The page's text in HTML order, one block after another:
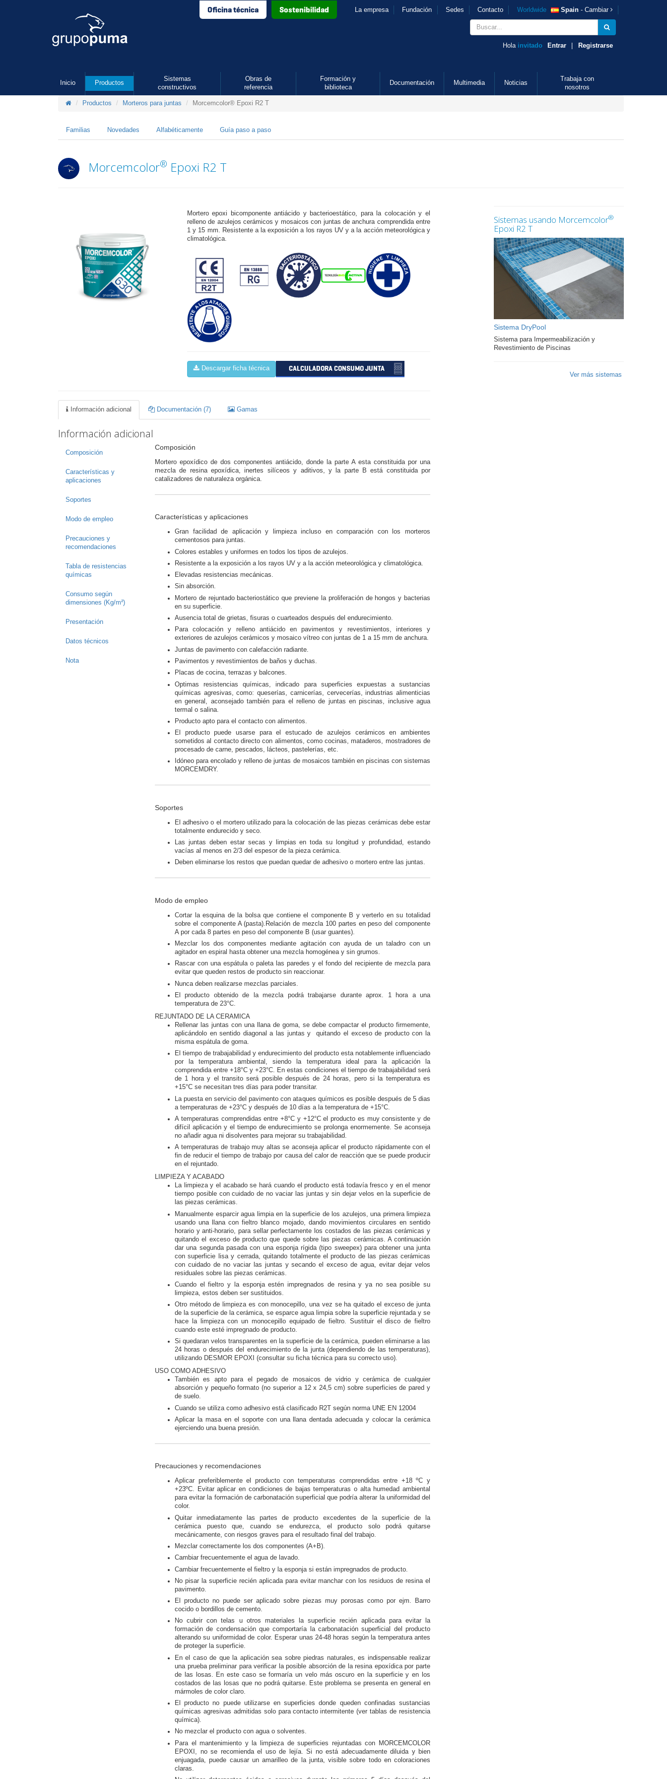
Oficina técnica Sostenibilidad La empresa Fundación Sedes Contacto Worldwide Spain- Cambiar
Hola invitado Entrar Registrarse
Inicio Productos
Sistemas
constructivos
Obras de
referencia
Formación y
biblioteca
Documentación Multimedia Noticias
Trabaja con
nosotros
Productos Morteros para juntas Morcemcolor® Epoxi R2 T
Familias Novedades Alfabéticamente Guía paso a paso
Morcemcolor® Epoxi R2 T
Mortero epoxi bicomponente antiácido y bacterioestático, para la colocación y el
relleno de azulejos cerámicos y mosaicos con juntas de anchura comprendida entre
1 y 15 mm. Resistente a la exposición a los rayos UV y a la acción meteorológica y
climatológica.
Descargar ficha técnica CALCULADORA CONSUMO JUNTA
Información adicional Documentación (7) Gamas
Información adicional
Composición
Características y
aplicaciones
Soportes
Modo de empleo
Precauciones y
recomendaciones
Tabla de resistencias
químicas
Consumo según
dimensiones (Kg/m²)
Presentación
Datos técnicos
Nota
Composición
Mortero epoxídico de dos componentes antiácido, donde la parte A esta constituida por una
mezcla de resina epoxídica, inertes silíceos y aditivos, y la parte B está constituida por
catalizadores de naturaleza orgánica.
Características y aplicaciones
Gran facilidad de aplicación y limpieza incluso en comparación con los morteros
cementosos para juntas.
Colores estables y uniformes en todos los tipos de azulejos.
Resistente a la exposición a los rayos UV y a la acción meteorológica y climatológica.
Elevadas resistencias mecánicas.
Sin absorción.
Mortero de rejuntado bacteriostático que previene la proliferación de hongos y bacterias
en su superficie.
Ausencia total de grietas, fisuras o cuarteados después del endurecimiento.
Para colocación y relleno antiácido en pavimentos y revestimientos, interiores y
exteriores de azulejos cerámicos y mosaico vítreo con juntas de 1 a 15 mm de anchura.
Juntas de pavimento con calefacción radiante.
Pavimentos y revestimientos de baños y duchas.
Placas de cocina, terrazas y balcones.
Optimas resistencias químicas, indicado para superficies expuestas a sustancias
químicas agresivas, como: queserías, carnicerías, cervecerías, industrias alimenticias
en general, aconsejado también para el relleno de juntas en piscinas, inclusive agua
termal o salina.
Producto apto para el contacto con alimentos.
El producto puede usarse para el estucado de azulejos cerámicos en ambientes
sometidos al contacto directo con alimentos, como cocinas, mataderos, mostradores de
procesado de carne, pescados, lácteos, pastelerías, etc.
Idóneo para encolado y relleno de juntas de mosaicos también en piscinas con sistemas
MORCEMDRY.
Soportes
El adhesivo o el mortero utilizado para la colocación de las piezas cerámicas debe estar
totalmente endurecido y seco.
Las juntas deben estar secas y limpias en toda su longitud y profundidad, estando
vacías al menos en 2/3 del espesor de la pieza cerámica.
Deben eliminarse los restos que puedan quedar de adhesivo o mortero entre las juntas.
Modo de empleo
Cortar la esquina de la bolsa que contiene el componente B y verterlo en su totalidad
sobre el componente A (pasta).Relación de mezcla 100 partes en peso del componente
A por cada 8 partes en peso del componente B (usar guantes).
Mezclar los dos componentes mediante agitación con ayuda de un taladro con un
agitador en espiral hasta obtener una mezcla homogénea y sin grumos.
Rascar con una espátula o paleta las paredes y el fondo del recipiente de mezcla para
evitar que queden restos de producto sin reaccionar.
Nunca deben realizarse mezclas parciales.
El producto obtenido de la mezcla podrá trabajarse durante aprox. 1 hora a una
temperatura de 23°C.
REJUNTADO DE LA CERAMICA
Rellenar las juntas con una llana de goma, se debe compactar el producto firmemente,
aplicándolo en sentido diagonal a las juntas y quitando el exceso de producto con la
misma espátula de goma.
El tiempo de trabajabilidad y endurecimiento del producto esta notablemente influenciado
por la temperatura ambiental, siendo la temperatura ideal para la aplicación la
comprendida entre +18°C y +23°C. En estas condiciones el tiempo de trabajabilidad será
de 1 hora y el transito será posible después de 24 horas, pero si la temperatura es
+15°C se necesitan tres días para poder transitar.
La puesta en servicio del pavimento con ataques químicos es posible después de 5 dias
a temperaturas de +23°C y después de 10 días a la temperatura de +15°C.
A temperaturas comprendidas entre +8°C y +12°C el producto es muy consistente y de
difícil aplicación y el tiempo de endurecimiento se prolonga enormemente. Se aconseja
no añadir agua ni disolventes para mejorar su trabajabilidad.
A temperaturas de trabajo muy altas se aconseja aplicar el producto rápidamente con el
fin de reducir el tiempo de trabajo por causa del calor de reacción que se puede producir
en el rejuntado.
LIMPIEZA Y ACABADO
La limpieza y el acabado se hará cuando el producto está todavía fresco y en el menor
tiempo posible con cuidado de no vaciar las juntas y sin dejar velos en la superficie de
las piezas cerámicas.
Manualmente esparcir agua limpia en la superficie de los azulejos, una primera limpieza
usando una llana con fieltro blanco mojado, dando movimientos circulares en sentido
horario y anti-horario, para sellar perfectamente los costados de las piezas cerámicas y
quitando el exceso de producto que quede sobre las piezas cerámicas. A continuación
dar una segunda pasada con una esponja rígida (tipo sweepex) para obtener una junta
con superficie lisa y cerrada, quitando totalmente el producto de las piezas cerámicas
con cuidado de no vaciar las juntas y secando el exceso de agua, evitar dejar velos
residuales sobre las piezas cerámicas.
Cuando el fieltro y la esponja estén impregnados de resina y ya no sea posible su
limpieza, estos deben ser sustituidos.
Otro método de limpieza es con monocepillo, una vez se ha quitado el exceso de junta
de la superficie de la cerámica, se esparce agua limpia sobre la superficie rejuntada y se
hace la limpieza con un monocepillo equipado de fieltro. Sustituir el disco de fieltro
cuando este esté impregnado de producto.
Si quedaran velos transparentes en la superficie de la cerámica, pueden eliminarse a las
24 horas o después del endurecimiento de la junta (dependiendo de las temperaturas),
utilizando DESMOR EPOXI (consultar su ficha técnica para su correcto uso).
USO COMO ADHESIVO
También es apto para el pegado de mosaicos de vidrio y cerámica de cualquier
absorción y pequeño formato (no superior a 12 x 24,5 cm) sobre superficies de pared y
de suelo.
Cuando se utiliza como adhesivo está clasificado R2T según norma UNE EN 12004
Aplicar la masa en el soporte con una llana dentada adecuada y colocar la cerámica
ejerciendo una buena presión.
Precauciones y recomendaciones
Aplicar preferiblemente el producto con temperaturas comprendidas entre +18 ºC y
+23ºC. Evitar aplicar en condiciones de bajas temperaturas o alta humedad ambiental
para evitar la formación de carbonatación superficial que podría alterar la uniformidad del
color.
Quitar inmediatamente las partes de producto excedentes de la superficie de la
cerámica puesto que, cuando se endurezca, el producto solo podrá quitarse
mecánicamente, con riesgos graves para el resultado final del trabajo.
Mezclar correctamente los dos componentes (A+B).
Cambiar frecuentemente el agua de lavado.
Cambiar frecuentemente el fieltro y la esponja si están impregnados de producto.
No pisar la superficie recién aplicada para evitar manchar con los residuos de resina el
pavimento.
El producto no puede ser aplicado sobre piezas muy porosas como por ejm. Barro
cocido o bordillos de cemento.
No cubrir con telas u otros materiales la superficie recién aplicada para evitar la
formación de condensación que comportaría la carbonatación superficial del producto
alterando su uniformidad de color. Esperar unas 24-48 horas según la temperatura antes
de proteger la superficie.
En el caso de que la aplicación sea sobre piedras naturales, es indispensable realizar
una prueba preliminar para verificar la posible absorción de la resina epoxídica por parte
de las losas. En este caso se formaría un velo más oscuro en la superficie y en los
costados de las losas que no podrá quitarse. Este problema se presenta en general en
mármoles de color claro.
El producto no puede utilizarse en superficies donde queden confinadas sustancias
químicas agresivas admitidas solo para contacto intermitente (ver tablas de resistencia
química).
No mezclar el producto con agua o solventes.
Para el mantenimiento y la limpieza de superficies rejuntadas con MORCEMCOLOR
EPOXI, no se recomienda el uso de lejía. Si no está adecuadamente diluida y bien
enjuagada, puede causar un amarilleo de la junta, visible sobre todo en coloraciones
claras.
Sistemas usando Morcemcolor®
Epoxi R2 T
Sistema DryPool
Sistema para Impermeabilización y
Revestimiento de Piscinas
Ver más sistemas